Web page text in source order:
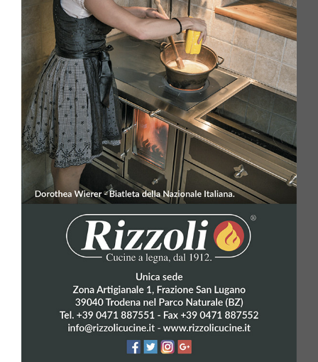
HOME
AZIENDA
PRODOTTI
AGEVOLAZIONI
CATALOGHI
STRUMENTI
NEWS
MEDIA
CONTATTI
AREA RISERVATA